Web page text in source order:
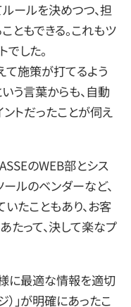
ールを決めつつ、担
ともできる。これもツ
した。
て施策が打てるよう
う言葉からも、自動
トだったことが伺え
のWEB部とシス
ルのベンダーなど、
たこともあり、お客
って、決して楽なプ
様に最適な情報を適切
」が明確にあったこ